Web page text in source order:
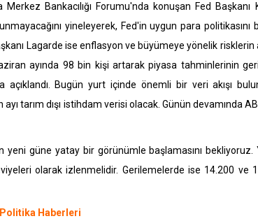
Merkez Bankacılığı Forumu'nda konuşan Fed
yineleyerek, Fed'in uygun para politikasını
Lagarde ise enflasyon ve büyümeye yönelik
ayında 98 bin kişi artarak piyasa tahminlerinin
açıklandı. Bugün yurt içinde önemli bir veri akışı
ayı tarım dışı istihdam verisi olacak. Günün devamında
yeni güne yatay bir görünümle başlamasını
olarak izlenmelidir. Gerilemelerde ise 14.200 ve
Haberleri